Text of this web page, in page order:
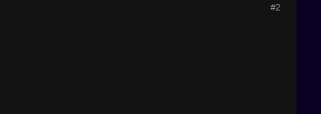
#2